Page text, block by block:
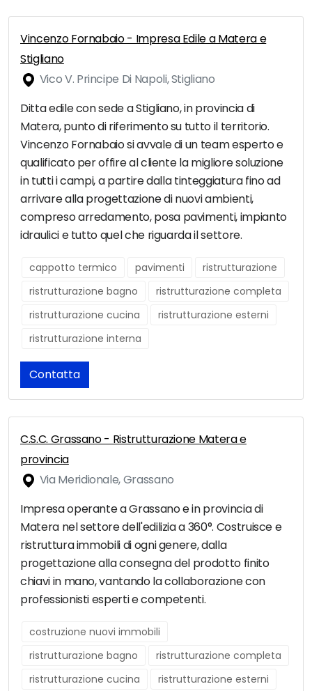
Vincenzo Fornabaio - Impresa Edile a Matera e
Stigliano
Vico V. Principe Di Napoli, Stigliano
Ditta edile con sede a Stigliano, in provincia di
Matera, punto di riferimento su tutto il territorio.
Vincenzo Fornabaio si avvale di un team esperto e
qualificato per offire al cliente la migliore soluzione
in tutti i campi, a partire dalla tinteggiatura fino ad
arrivare alla progettazione di nuovi ambienti,
compreso arredamento, posa pavimenti, impianto
idraulici e tutto quel che riguarda il settore.
cappotto termico pavimenti
ristrutturazione
ristrutturazione bagno
ristrutturazione completa
ristrutturazione cucina
ristrutturazione esterni
ristrutturazione interna
Contatta
C.S.C. Grassano - Ristrutturazione Matera e
provincia
Via Meridionale, Grassano
Impresa operante a Grassano e in provincia di
Matera nel settore dell'edilizia a 360°. Costruisce e
ristruttura immobili di ogni genere, dalla
progettazione alla consegna del prodotto finito
chiavi in mano, vantando la collaborazione con
professionisti esperti e competenti.
costruzione nuovi immobili
ristrutturazione bagno
ristrutturazione completa
ristrutturazione cucina
ristrutturazione esterni